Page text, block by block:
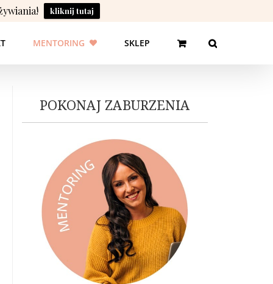
kliknij tutaj
MENTORING SKLEP
POKONAJ ZABURZENIA